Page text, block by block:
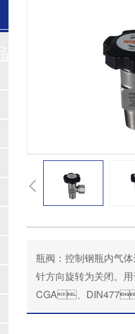
瓶阀：控制钢瓶内气体
针方向旋转为关闭
CGA、